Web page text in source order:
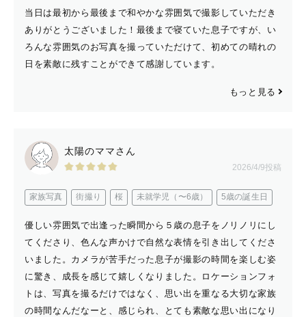
当日は最初から最後まで和やかな雰囲気で撮影していただき
ありがとうございました！最後まで寝ていた息子ですが、い
ろんな雰囲気のお写真を撮っていただけて、初めての晴れの
日を素敵に残すことができて感謝しています。
もっと見る
太陽のママさん
2026/4/9投稿
家族写真 街撮り 桜 未就学児（〜6歳） 5歳の誕生日
優しい雰囲気で出逢った瞬間から５歳の息子をノリノリにし
てくださり、色んな声かけで自然な表情を引き出してくださ
いました。カメラが苦手だった息子が撮影の時間を楽しむ姿
に驚き、成長を感じて嬉しくなりました。ロケーションフォ
トは、写真を撮るだけではなく、思い出を重なる大切な家族
の時間なんだなーと、感じられ、とても素敵な思い出になり